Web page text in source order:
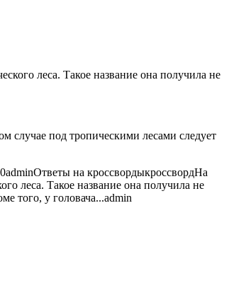
леса. Такое название она получила не
случае под тропическими лесами следует
adminОтветы на кроссвордыкроссвордНа
леса. Такое название она получила не
того, у головача...admin